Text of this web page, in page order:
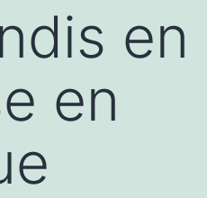
en
en